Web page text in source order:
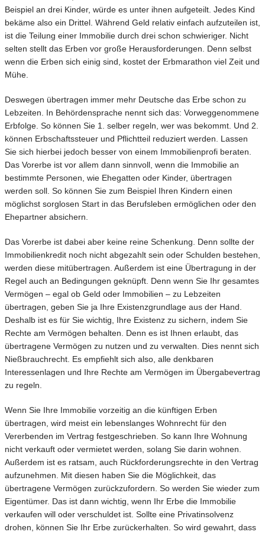
Beispiel an drei Kinder, würde es unter ihnen aufgeteilt. Jedes Kind
bekäme also ein Drittel. Während Geld relativ einfach aufzuteilen ist,
ist die Teilung einer Immobilie durch drei schon schwieriger. Nicht
selten stellt das Erben vor große Herausforderungen. Denn selbst
wenn die Erben sich einig sind, kostet der Erbmarathon viel Zeit und
Mühe.
Deswegen übertragen immer mehr Deutsche das Erbe schon zu
Lebzeiten. In Behördensprache nennt sich das: Vorweggenommene
Erbfolge. So können Sie 1. selber regeln, wer was bekommt. Und 2.
können Erbschaftssteuer und Pflichtteil reduziert werden. Lassen
Sie sich hierbei jedoch besser von einem Immobilienprofi beraten.
Das Vorerbe ist vor allem dann sinnvoll, wenn die Immobilie an
bestimmte Personen, wie Ehegatten oder Kinder, übertragen
werden soll. So können Sie zum Beispiel Ihren Kindern einen
möglichst sorglosen Start in das Berufsleben ermöglichen oder den
Ehepartner absichern.
Das Vorerbe ist dabei aber keine reine Schenkung. Denn sollte der
Immobilienkredit noch nicht abgezahlt sein oder Schulden bestehen,
werden diese mitübertragen. Außerdem ist eine Übertragung in der
Regel auch an Bedingungen geknüpft. Denn wenn Sie Ihr gesamtes
Vermögen – egal ob Geld oder Immobilien – zu Lebzeiten
übertragen, geben Sie ja Ihre Existenzgrundlage aus der Hand.
Deshalb ist es für Sie wichtig, Ihre Existenz zu sichern, indem Sie
Rechte am Vermögen behalten. Denn es ist Ihnen erlaubt, das
übertragene Vermögen zu nutzen und zu verwalten. Dies nennt sich
Nießbrauchrecht. Es empfiehlt sich also, alle denkbaren
Interessenlagen und Ihre Rechte am Vermögen im Übergabevertrag
zu regeln.
Wenn Sie Ihre Immobilie vorzeitig an die künftigen Erben
übertragen, wird meist ein lebenslanges Wohnrecht für den
Vererbenden im Vertrag festgeschrieben. So kann Ihre Wohnung
nicht verkauft oder vermietet werden, solang Sie darin wohnen.
Außerdem ist es ratsam, auch Rückforderungsrechte in den Vertrag
aufzunehmen. Mit diesen haben Sie die Möglichkeit, das
übertragene Vermögen zurückzufordern. So werden Sie wieder zum
Eigentümer. Das ist dann wichtig, wenn Ihr Erbe die Immobilie
verkaufen will oder verschuldet ist. Sollte eine Privatinsolvenz
drohen, können Sie Ihr Erbe zurückerhalten. So wird gewahrt, dass